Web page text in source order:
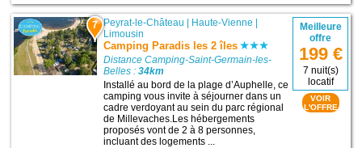
7 Peyrat-le-Château Haute-Vienne
Limousin
Camping Paradis les 2 îles
Distance Camping-Saint-Germain-les-
Belles :34km
Installé au bord de la plage d’Auphelle, ce
camping vous invite à séjourner dans un
cadre verdoyant au sein du parc régional
de Millevaches.Les hébergements
proposés vont de 2 à 8 personnes,
incluant des logements ...
Meilleure
offre
199 €
7 nuit(s)
locatif
VOIR
L'OFFRE